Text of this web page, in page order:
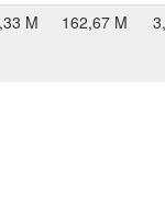
M 162,67 M